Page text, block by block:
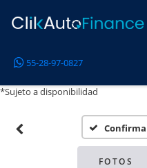
55-28-97-0827
*Sujeto a disponibilidad
FOTOS
Por